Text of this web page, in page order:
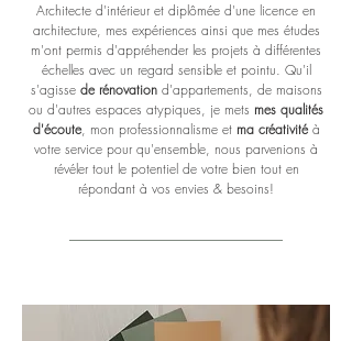
Architecte d'intérieur et diplômée d'une licence en
architecture, mes expériences ainsi que mes études
m'ont permis d'appréhender les projets à différentes
échelles avec un regard sensible et pointu. Qu'il
s'agissede rénovationd'appartements, de maisons
ou d'autres espaces atypiques, je mets mes qualités
d'écoute, mon professionnalisme et ma créativitéà
votre service pour qu'ensemble, nous parvenions à
révéler tout le potentiel de votre bien tout en
répondant à vos envies & besoins!